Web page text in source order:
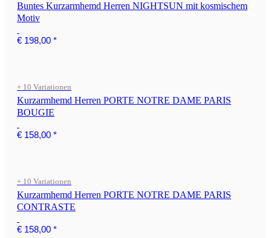
Buntes Kurzarmhemd Herren NIGHTSUN mit kosmischem
Motiv
€ 198,00 *
+ 10 Variationen
Kurzarmhemd Herren PORTE NOTRE DAME PARIS
BOUGIE
€ 158,00 *
+ 10 Variationen
Kurzarmhemd Herren PORTE NOTRE DAME PARIS
CONTRASTE
€ 158,00 *